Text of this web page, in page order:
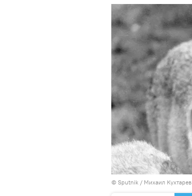
© Sputnik / Михаил Кухтарев